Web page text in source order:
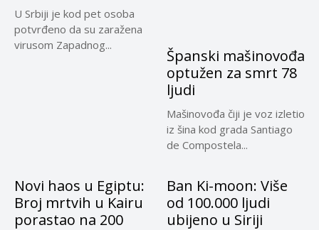
U Srbiji je kod pet osoba
potvrđeno da su zaražena
virusom Zapadnog...
Španski mašinovođa
optužen za smrt 78
ljudi
Mašinovođa čiji je voz izletio
iz šina kod grada Santiago
de Compostela...
Novi haos u Egiptu:
Broj mrtvih u Kairu
porastao na 200
Ban Ki-moon: Više
od 100.000 ljudi
ubijeno u Siriji